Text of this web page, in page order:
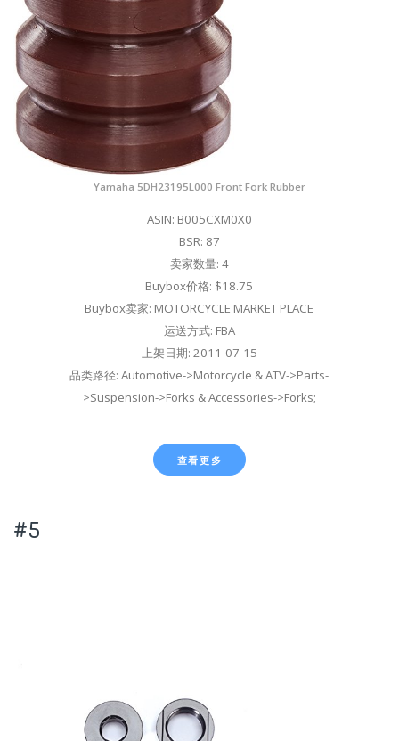
Yamaha 5DH23195L000 Front Fork Rubber
ASIN: B005CXM0X0
BSR: 87
卖家数量: 4
Buybox价格: $18.75
Buybox卖家: MOTORCYCLE MARKET PLACE
运送方式: FBA
上架日期: 2011-07-15
品类路径: Automotive->Motorcycle & ATV->Parts-
>Suspension->Forks & Accessories->Forks;
查看更多
#5